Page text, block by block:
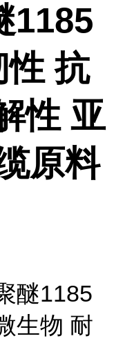
1185
性 抗
性 亚
原料
醚1185
生物 耐